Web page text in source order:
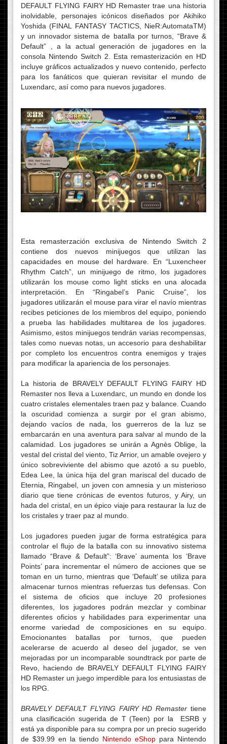
DEFAULT FLYING FAIRY HD Remaster trae una historia
inolvidable, personajes icónicos diseñados por Akihiko
Yoshida (FINAL FANTASY TACTICS, NieR:AutomataTM)
y un innovador sistema de batalla por turnos, “Brave &
Default” , a la actual generación de jugadores en la
consola Nintendo Switch 2. Esta remasterización en HD
incluye gráficos actualizados y nuevo contenido, perfecto
para los fanáticos que quieran revisitar el mundo de
Luxendarc, así como para nuevos jugadores.
Esta remasterzación exclusiva de Nintendo Switch 2
contiene dos nuevos minijuegos que utilizan las
capacidades en mouse del hardware. En “Luxencheer
Rhythm Catch”, un minijuego de ritmo, los jugadores
utilizarán los mouse como light sticks en una alocada
interpretación. En “Ringabel’s Panic Cruise”, los
jugadores utilizarán el mouse para virar el navío mientras
recibes peticiones de los miembros del equipo, poniendo
a prueba las habilidades multitarea de los jugadores.
Asimismo, estos minijuegos tendrán varias recompensas,
tales como nuevas notas, un accesorio para deshabilitar
por completo los encuentros contra enemigos y trajes
para modificar la apariencia de los personajes.
La historia de BRAVELY DEFAULT FLYING FAIRY HD
Remaster nos lleva a Luxendarc, un mundo en donde los
cuatro cristales elementales traen paz y balance. Cuando
la oscuridad comienza a surgir por el gran abismo,
dejando vacíos de nada, los guerreros de la luz se
embarcarán en una aventura para salvar al mundo de la
calamidad. Los jugadores se unirán a Agnès Oblige, la
vestal del cristal del viento, Tiz Arrior, un amable ovejero y
único sobreviviente del abismo que azotó a su pueblo,
Edea Lee, la única hija del gran mariscal del ducado de
Eternia, Ringabel, un joven con amnesia y un misterioso
diario que tiene crónicas de eventos futuros, y Airy, un
hada del cristal, en un épico viaje para restaurar la luz de
los cristales y traer paz al mundo.
Los jugadores pueden jugar de forma estratégica para
controlar el flujo de la batalla con su innovativo sistema
llamado “Brave & Default”: ‘Brave’ aumenta los ‘Brave
Points’ para incrementar el número de acciones que se
toman en un turno, mientras que ‘Default’ se utiliza para
almacenar turnos mientras refuerzas tus defensas. Con
el sistema de oficios que incluye 20 profesiones
diferentes, los jugadores podrán mezclar y combinar
diferentes oficios y habilidades para experimentar una
enorme variedad de composiciones en su equipo.
Emocionantes batallas por turnos, que pueden
acelerarse de acuerdo al deseo del jugador, se ven
mejoradas por un incomparable soundtrack por parte de
Revo, haciendo de BRAVELY DEFAULT FLYING FAIRY
HD Remaster un juego imperdible para los entusiastas de
los RPG.
BRAVELY DEFAULT FLYING FAIRY HD Remaster tiene
una clasificación sugerida de T (Teen) por la ESRB y
está ya disponible para su compra por un precio sugerido
de $39.99 en la tiendo Nintendo eShop para Nintendo